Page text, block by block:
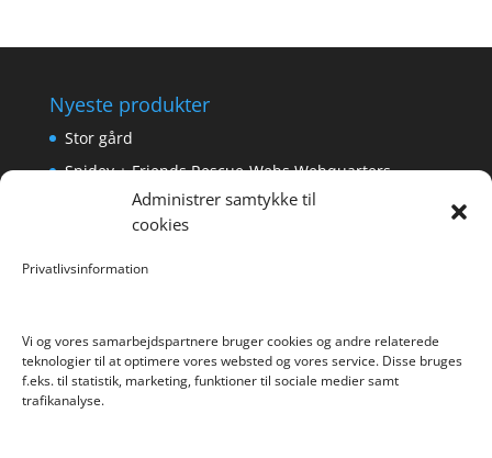
Administrer samtykke til
cookies
Privatlivsinformation
Vi og vores samarbejdspartnere bruger cookies og andre relaterede
teknologier til at optimere vores websted og vores service. Disse bruges
f.eks. til statistik, marketing, funktioner til sociale medier samt
trafikanalyse.
Nyeste produkter
Stor gård
Spidey + Friends Rescue-Webs Webquarters
Forlængerkabel til håndkontrol 2×2 m.
Pokemon Skoletaske med 4 Dele
Hyggeligt fehjem med gyldent enhjørning
Info